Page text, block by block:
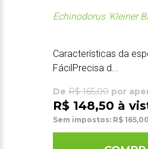
Echinodorus 'Kleiner
Características da
FácilPrecisa d...
De R$ 165,00 por
R$ 148,50 à
Sem impostos: R$ 165,00